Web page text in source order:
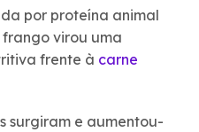
por proteína animal
virou uma
frente à carne
surgiram e aumentou-